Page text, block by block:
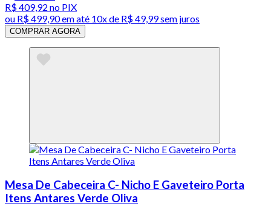
R$ 409,92 no PIX
ou R$ 499,90em até 10x de R$ 49,99 sem juros
COMPRAR AGORA
Mesa De Cabeceira C- Nicho E Gaveteiro Porta
Itens Antares Verde Oliva